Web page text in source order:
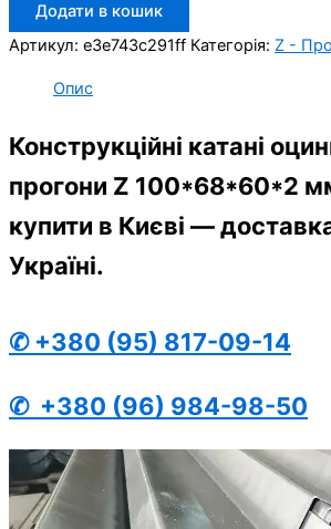
100*68*60*2
мм
кількість
Додати в кошик
Артикул: e3e743c291ff Категорія: Z -
Опис
Конструкційні катані
прогони Z 100*68*60*2
купити в Києві —
Україні.
✆ +380 (95) 817-09-14
✆ +380 (96) 984-98-50